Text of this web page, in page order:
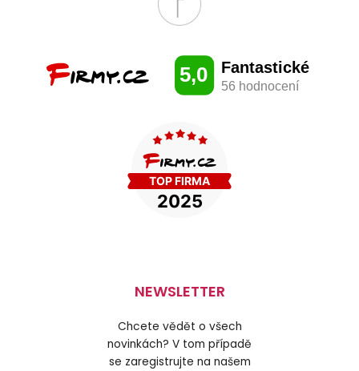
NEWSLETTER
Chcete vědět o všech
novinkách? V tom případě
se zaregistrujte na našem